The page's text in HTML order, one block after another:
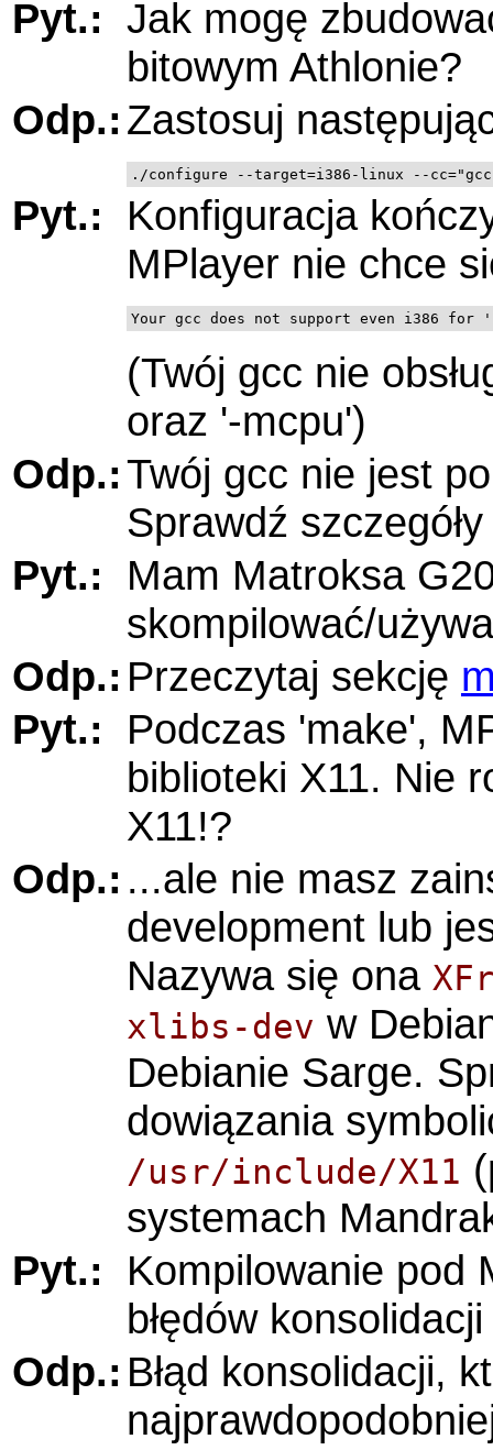
Pyt.: Jak mogę
bitowym Athlonie?
Odp.: Zastosuj
Pyt.:
Konfiguracja
MPlayer nie chce
Your gcc does not support even i386 for
(Twój gcc nie
oraz '-mcpu')
Odp.:Twój gcc nie jest
Sprawdź
Pyt.:
Mam Matroksa
skompilować/
Odp.: Przeczytaj sekcję
Pyt.:
Podczas 'make',
biblioteki X11. Nie
X11!?
Odp.: ...ale nie masz
development lub
Nazywa się ona
xlibs-dev w
Debianie Sarge.
dowiązania
/usr/include/X11
systemach
Pyt.:
Kompilowanie pod
błędów
Odp.: Błąd konsolidacji,